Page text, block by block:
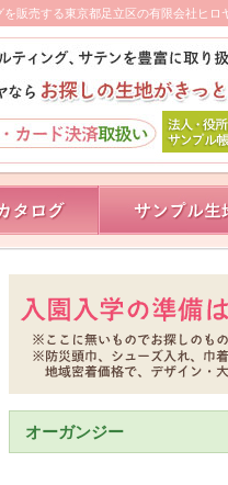
販売する東京都足立区の有限会社ヒ
オーガンジー